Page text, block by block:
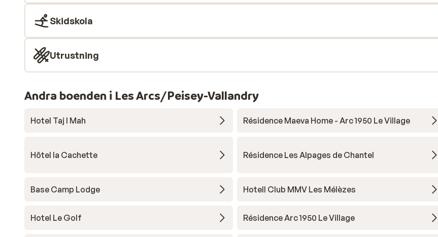
Skidskola
Utrustning
Andra boenden i Les Arcs/Peisey-Vallandry
Hotel Taj I Mah Résidence Maeva Home - Arc 1950 Le Village
Hôtel la Cachette Résidence Les Alpages de Chantel
Base Camp Lodge Hotell Club MMV Les Mélèzes
Hotel Le Golf Résidence Arc 1950 Le Village